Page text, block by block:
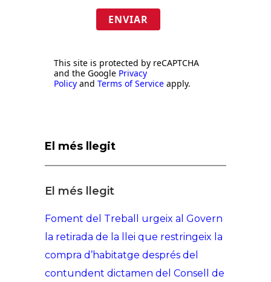
ENVIAR
This site is protected by reCAPTCHA
and the Google Privacy
Policy and Terms of Service apply.
El més llegit
El més llegit
Foment del Treball urgeix al Govern
la retirada de la llei que restringeix la
compra d’habitatge després del
contundent dictamen del Consell de